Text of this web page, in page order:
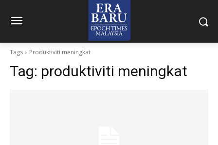
Tags Produktiviti meningkat
Tag: produktiviti meningkat